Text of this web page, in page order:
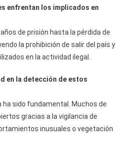
enfrentan los implicados en
de prisión hasta la pérdida de
la prohibición de salir del país y
en la actividad ilegal.
en la detección de estos
ha sido fundamental. Muchos de
gracias a la vigilancia de
inusuales o vegetación